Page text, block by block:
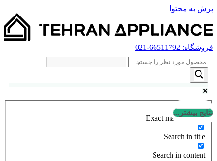
پرش به محتوا
فروشگاه: 66511792
-021
نتایج بیشتر...
Exact matches only
Search in title
Search in content